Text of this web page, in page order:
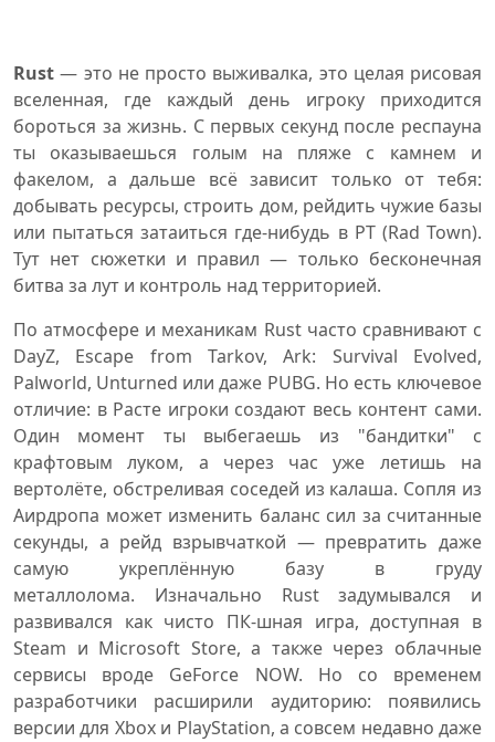
Rust — это не просто выживалка, это целая рисовая
вселенная, где каждый день игроку приходится
бороться за жизнь. С первых секунд после респауна
ты оказываешься голым на пляже с камнем и
факелом, а дальше всё зависит только от тебя:
добывать ресурсы, строить дом, рейдить чужие базы
или пытаться затаиться где-нибудь в РТ (Rad Town).
Тут нет сюжетки и правил — только бесконечная
битва за лут и контроль над территорией.
По атмосфере и механикам Rust часто сравнивают с
DayZ, Escape from Tarkov, Ark: Survival Evolved,
Palworld, Unturned или даже PUBG. Но есть ключевое
отличие: в Расте игроки создают весь контент сами.
Один момент ты выбегаешь из "бандитки" с
крафтовым луком, а через час уже летишь на
вертолёте, обстреливая соседей из калаша. Сопля из
Аирдропа может изменить баланс сил за считанные
секунды, а рейд взрывчаткой — превратить даже
самую укреплённую базу в груду
металлолома. Изначально Rust задумывался и
развивался как чисто ПК-шная игра, доступная в
Steam и Microsoft Store, а также через облачные
сервисы вроде GeForce NOW. Но со временем
разработчики расширили аудиторию: появились
версии для Xbox и PlayStation, а совсем недавно даже